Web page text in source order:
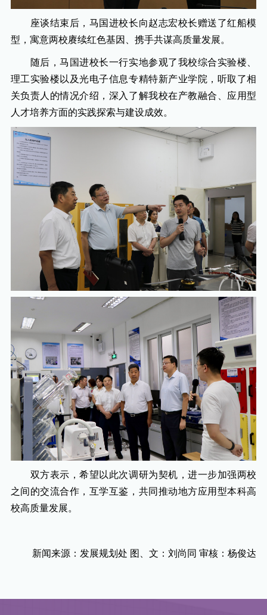
座谈结束后，马国进校长向赵志宏校长赠送了红船模
型，寓意两校赓续红色基因、携手共谋高质量发展。
随后，马国进校长一行实地参观了我校综合实验楼、
理工实验楼以及光电子信息专精特新产业学院，听取了相
关负责人的情况介绍，深入了解我校在产教融合、应用型
人才培养方面的实践探索与建设成效。
双方表示，希望以此次调研为契机，进一步加强两校
之间的交流合作，互学互鉴，共同推动地方应用型本科高
校高质量发展。
新闻来源：发展规划处 图、文：刘尚同 审核：杨俊达